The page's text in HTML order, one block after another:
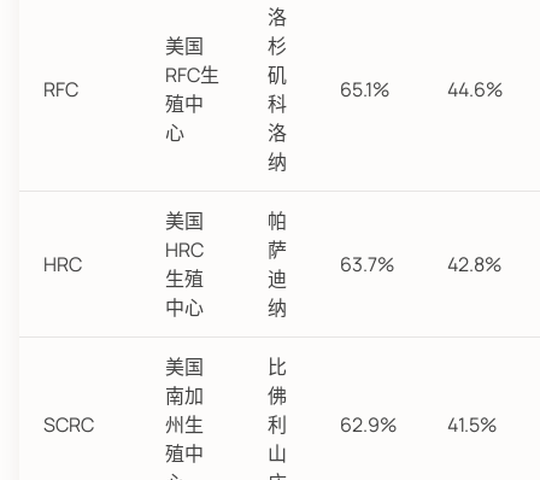
RFC
美国
RFC生
殖中
心
洛
杉
矶
科
洛
纳
65.1% 44.6%
HRC
美国
HRC
生殖
中心
帕
萨
迪
纳
63.7% 42.8%
SCRC
美国
南加
州生
殖中
比
佛
利
山
62.9% 41.5%